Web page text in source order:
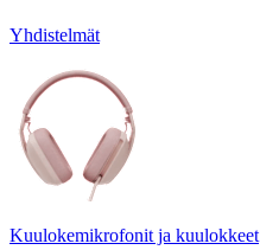
Yhdistelmät
Kuulokemikrofonit ja kuulokkeet